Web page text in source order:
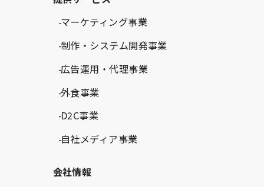
マーケティング事業
制作・システム開発事業
広告運用・代理事業
外食事業
D2C事業
自社メディア事業
会社情報